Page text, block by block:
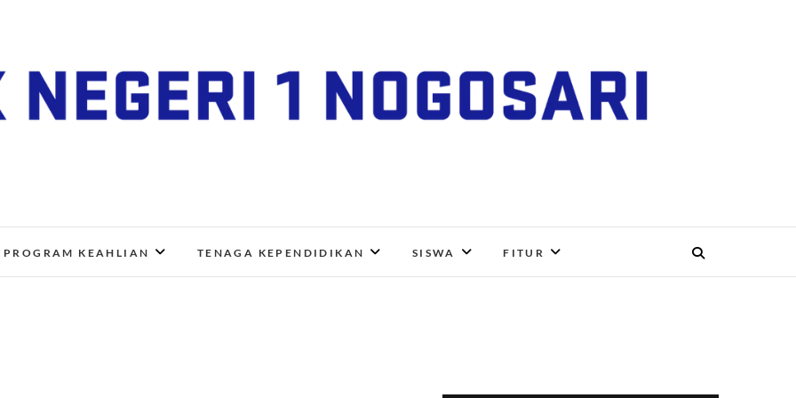
Negeri 1 Nogosari
PROGRAM KEAHLIAN TENAGA KEPENDIDIKAN SISWA FITUR